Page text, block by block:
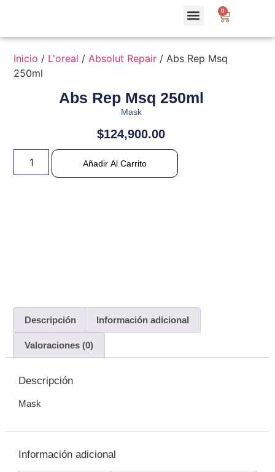
0
Inicio / L'oreal / Absolut Repair / Abs Rep Msq
250ml
Abs Rep Msq 250ml
Mask
$124,900.00
Añadir Al Carrito
Descripción Información adicional
Valoraciones (0)
Descripción
Mask
Información adicional